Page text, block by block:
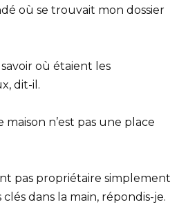
où se trouvait mon dossier
où étaient les
dit-il.
n’est pas une place
pas propriétaire simplement
dans la main, répondis-je.